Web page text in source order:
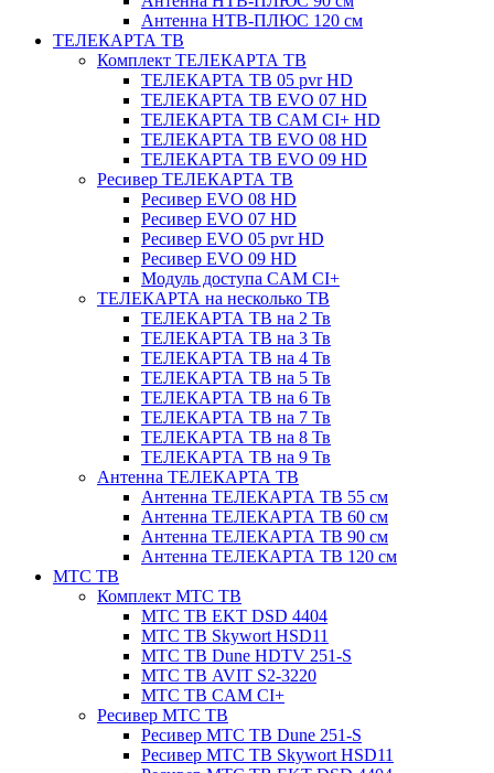
Антенна НТВ-ПЛЮС 120 см
ТЕЛЕКАРТА ТВ
Комплект ТЕЛЕКАРТА ТВ
ТЕЛЕКАРТА ТВ 05 pvr HD
ТЕЛЕКАРТА ТВ EVO 07 HD
ТЕЛЕКАРТА ТВ CAM CI+ HD
ТЕЛЕКАРТА ТВ EVO 08 HD
ТЕЛЕКАРТА ТВ EVO 09 HD
Ресивер ТЕЛЕКАРТА ТВ
Ресивер EVO 08 HD
Ресивер EVO 07 HD
Ресивер EVO 05 pvr HD
Ресивер EVO 09 HD
Модуль доступа CAM CI+
ТЕЛЕКАРТА на несколько ТВ
ТЕЛЕКАРТА ТВ на 2 Тв
ТЕЛЕКАРТА ТВ на 3 Тв
ТЕЛЕКАРТА ТВ на 4 Тв
ТЕЛЕКАРТА ТВ на 5 Тв
ТЕЛЕКАРТА ТВ на 6 Тв
ТЕЛЕКАРТА ТВ на 7 Тв
ТЕЛЕКАРТА ТВ на 8 Тв
ТЕЛЕКАРТА ТВ на 9 Тв
Антенна ТЕЛЕКАРТА ТВ
Антенна ТЕЛЕКАРТА ТВ 55 см
Антенна ТЕЛЕКАРТА ТВ 60 см
Антенна ТЕЛЕКАРТА ТВ 90 см
Антенна ТЕЛЕКАРТА ТВ 120 см
МТС ТВ
Комплект МТС ТВ
МТС ТВ EKT DSD 4404
МТС ТВ Skywort HSD11
МТС ТВ Dune HDTV 251-S
МТС ТВ AVIT S2-3220
МТС ТВ CAM CI+
Ресивер МТС ТВ
Ресивер МТС ТВ Dune 251-S
Ресивер МТС ТВ Skywort HSD11